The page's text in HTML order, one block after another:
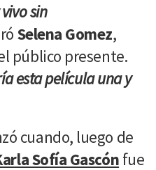
sin
Selena Gomez,
público presente.
esta película una y
cuando, luego de
Sofía Gascón fue